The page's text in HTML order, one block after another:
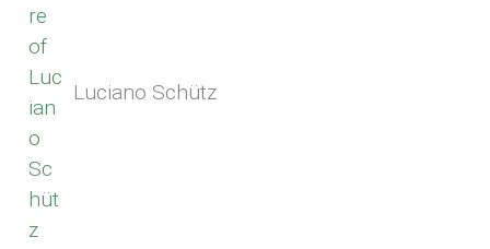
Luciano Schütz